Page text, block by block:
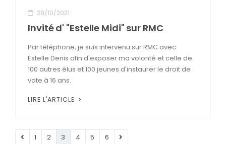
28/10/2021
Invité d' "Estelle Midi" sur RMC
Par téléphone, je suis intervenu sur RMC avec
Estelle Denis afin d'exposer ma volonté et celle de
100 autres élus et 100 jeunes d'instaurer le droit de
vote à 16 ans.
LIRE L'ARTICLE
1 2 3 4 5 6